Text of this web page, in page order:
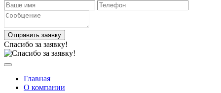
Отправить заявку
Спасибо за заявку!
Главная
О компании